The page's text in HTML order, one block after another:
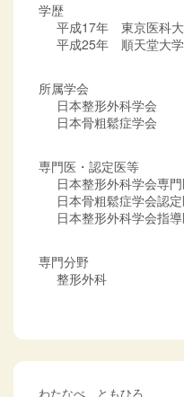
学歴
平成17年 東京医科
平成25年 順天堂大
所属学会
日本整形外科学会
日本骨粗鬆症学会
専門医・認定医等
日本整形外科学会専
日本骨粗鬆症学会認
日本整形外科学会指
専門分野
整形外科
わたなべ ともひろ